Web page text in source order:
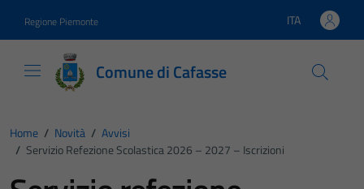
Regione Piemonte Lingua attiva:
ITA
Comune di Cafasse
Home / Novità / Avvisi
/ Servizio Refezione Scolastica 2026 – 2027 – Iscrizioni